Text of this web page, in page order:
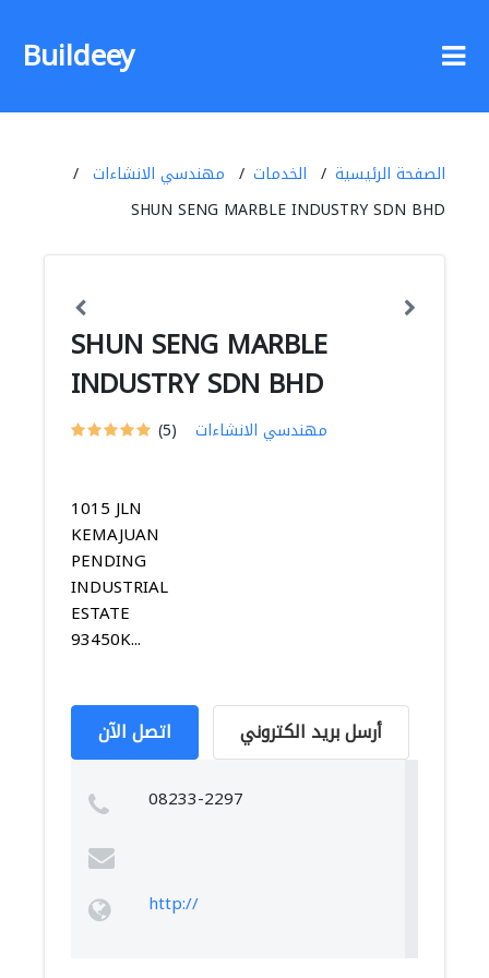
Buildeey
الصفحة الرئيسية الخدمات
مهندسي الانشاءات
SHUN SENG MARBLE INDUSTRY SDN BHD
SHUN SENG MARBLE
INDUSTRY SDN BHD
(5) مهندسي الانشاءات
1015 JLN
KEMAJUAN
PENDING
INDUSTRIAL
ESTATE
93450K...
اتصل الآن أرسل بريد الكتروني
08233-2297
http://